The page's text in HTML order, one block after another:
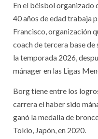
En el béisbol organizado
40 años de edad trabaja
Francisco, organización
coach de tercera base de
la temporada 2026,
mánager en las Ligas
Borg tiene entre los
carrera el haber sido
ganó la medalla de
Tokio, Japón, en 2020.